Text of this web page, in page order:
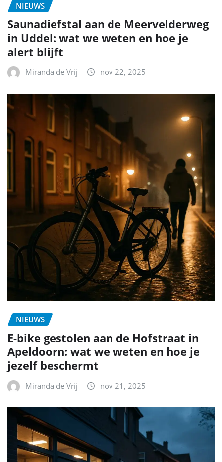
NIEUWS
Saunadiefstal aan de Meervelderweg
in Uddel: wat we weten en hoe je
alert blijft
Miranda de Vrij nov 22, 2025
NIEUWS
E-bike gestolen aan de Hofstraat in
Apeldoorn: wat we weten en hoe je
jezelf beschermt
Miranda de Vrij nov 21, 2025